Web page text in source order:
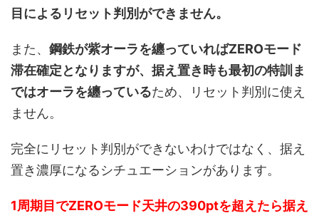
目によるリセット判別ができません。
また、 鋼鉄が紫オーラを纏っていればZEROモード
滞在確定となりますが、据え置き時も最初の特訓ま
ではオーラを纏っているため、リセット判別に使え
ません。
完全にリセット判別ができないわけではなく、据え
置き濃厚になるシチュエーションがあります。
1周期目でZEROモード天井の390ptを超えたら据え